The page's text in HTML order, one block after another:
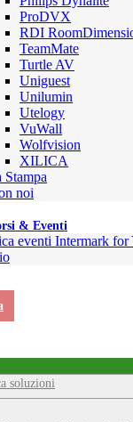
ProDVX
RDI
TeamMate
Turtle AV
Uniguest
Unilumin
Utelogy
VuWall
Wolfvision
XILICA
Stampa
noi
& Eventi
eventi Intermark for
soluzioni